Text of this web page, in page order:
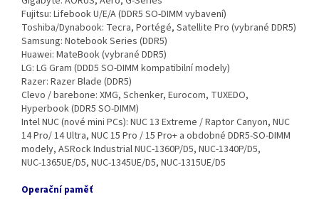
Fujitsu: Lifebook U/E/A (DDR5 SO‑DIMM vybavení)
Toshiba/Dynabook: Tecra, Portégé, Satellite Pro (vybrané DDR5)
Samsung: Notebook Series (DDR5)
Huawei: MateBook (vybrané DDR5)
LG: LG Gram (DDD5 SO‑DIMM kompatibilní modely)
Razer: Razer Blade (DDR5)
Clevo / barebone: XMG, Schenker, Eurocom, TUXEDO,
Hyperbook (DDR5 SO‑DIMM)
Intel NUC (nové mini PCs): NUC 13 Extreme / Raptor Canyon, NUC
14 Pro/ 14 Ultra, NUC 15 Pro / 15 Pro+ a obdobné DDR5‑SO‑DIMM
modely, ASRock Industrial NUC‑1360P/D5, NUC‑1340P/D5,
NUC‑1365UE/D5, NUC‑1345UE/D5, NUC‑1315UE/D5
Operační paměť